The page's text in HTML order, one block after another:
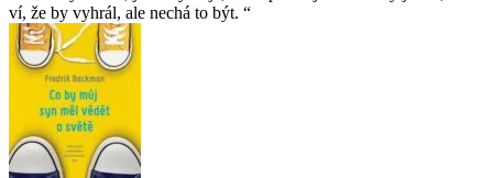
ví, že by vyhrál, ale nechá to být.